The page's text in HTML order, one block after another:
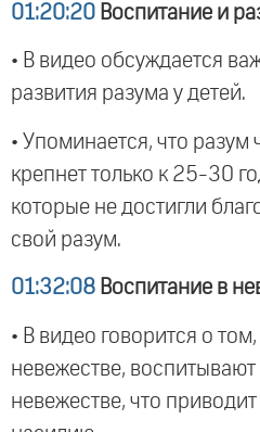
01:20:20 Воспитание и
• В видео обсуждается
развития разума у детей.
• Упоминается, что разум
крепнет только к 25-30
которые не достигли
свой разум.
01:32:08 Воспитание в
• В видео говорится о
невежестве, воспитывают
невежестве, что